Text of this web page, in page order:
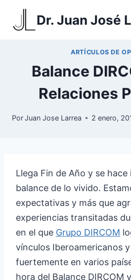
Saltar
Dr. Juan José
ARTÍCULOS DE
Balance
Relaciones
PorJuan Jose Larrea 2 enero,
Llega Fin de Año y se hace
balance de lo vivido.
expectativas y más que
experiencias transitadas
en el que Grupo DIRCOM
vínculos Iberoamericanos
fuertemente en varios
hora del Balance DIRCOM